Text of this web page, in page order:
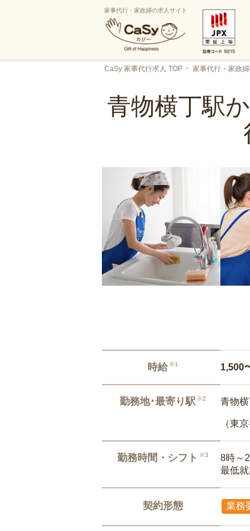
家事代行・家政婦の求人サイト
CaSy 家事代行求人 TOP 家事代行・家政
青物横丁駅
時給 ※1 1,500
勤務地･最寄り駅 ※2 青物
（東
勤務時間・シフト ※3
8時～
最低
契約形態 業務